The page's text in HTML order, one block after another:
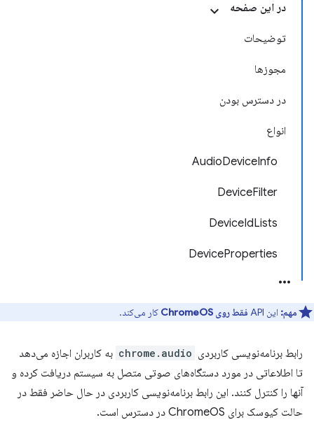
در این صفحه
توضیحات
مجوزها
در دسترس بودن
انواع
AudioDeviceInfo
DeviceFilter
DeviceIdLists
DeviceProperties
مهم: این API فقط روی ChromeOS کار می‌کند.
رابط برنامه‌نویسی کاربردی chrome.audio به کاربران اجازه می‌دهد
تا اطلاعاتی در مورد دستگاه‌های صوتی متصل به سیستم دریافت کرده و
آنها را کنترل کنند. این رابط برنامه‌نویسی کاربردی در حال حاضر فقط در
حالت کیوسک برای ChromeOS در دسترس است.